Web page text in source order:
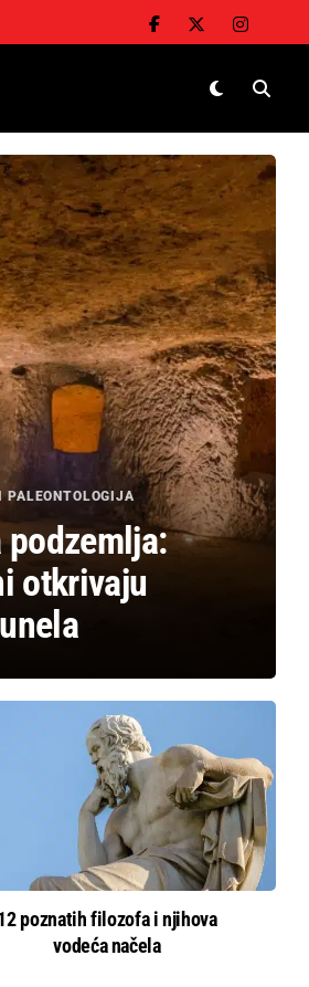
PALEONTOLOGIJA
podzemlja:
otkrivaju
poznatih filozofa i njihova
vodeća načela